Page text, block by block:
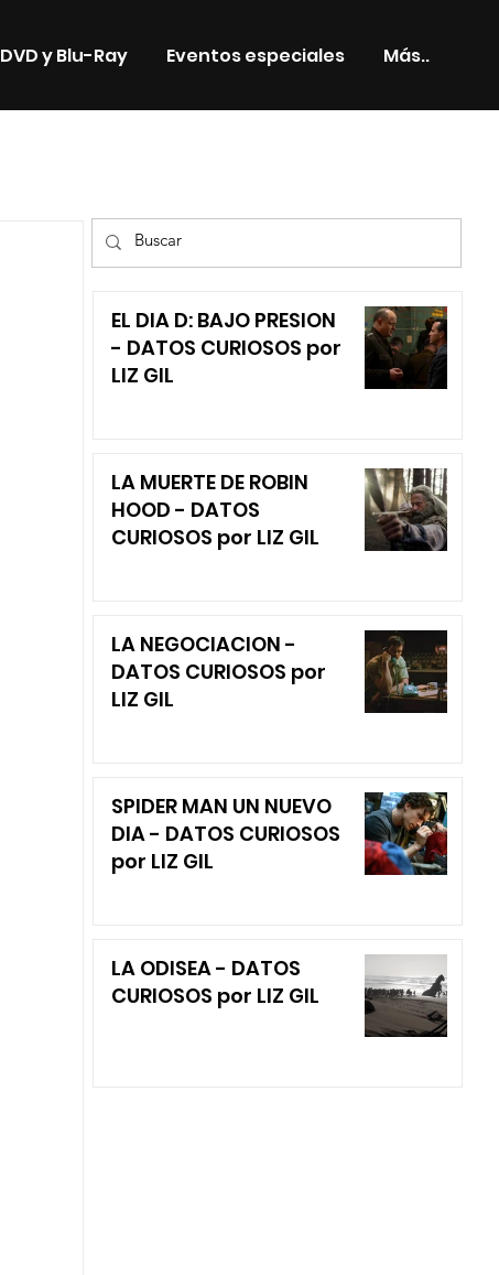
DVD y Blu-Ray Eventos especiales Más..
EL DIA D: BAJO PRESION
- DATOS CURIOSOS por
LIZ GIL
LA MUERTE DE ROBIN
HOOD - DATOS
CURIOSOS por LIZ GIL
LA NEGOCIACION -
DATOS CURIOSOS por
LIZ GIL
SPIDER MAN UN NUEVO
DIA - DATOS CURIOSOS
por LIZ GIL
LA ODISEA - DATOS
CURIOSOS por LIZ GIL